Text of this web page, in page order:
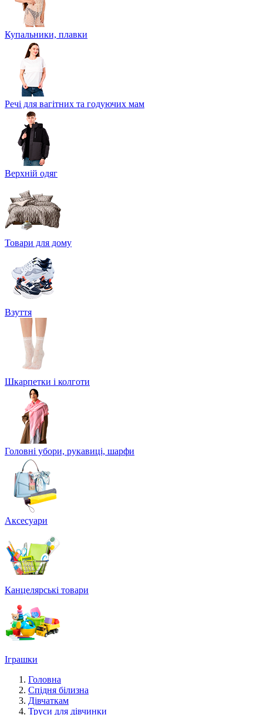
Купальники, плавки
Речі для вагітних та годуючих мам
Верхній одяг
Товари для дому
Взуття
Шкарпетки і колготи
Головні убори, рукавиці, шарфи
Аксесуари
Канцелярські товари
Іграшки
Головна
Спідня білизна
Дівчаткам
Труси для дівчинки